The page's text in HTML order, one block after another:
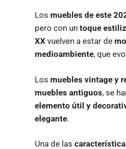
Los muebles de este
pero con un toque
XX vuelven a estar de
medioambiente, que
Los muebles vintage y
muebles antiguos, se
elemento útil y
elegante.
Una de las